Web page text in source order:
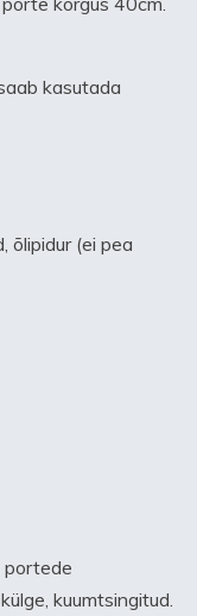
kasutada
õlipidur (ei pea
portede
kuumtsingitud.